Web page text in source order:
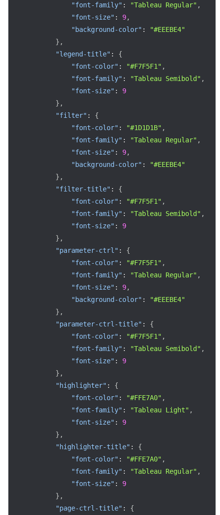
"font-family" : "Tableau Regular" ,
"font-size" : 9,
"background-color" :
"#EEEBE4"
} ,
"legend-title" :
{
"font-color" : "#F7F5F1" ,
"font-family" : "Tableau Semibold" ,
"font-size" :
9
} ,
"filter" :
{
"font-color" : "#1D1D1B" ,
"font-family" : "Tableau Regular" ,
"font-size" : 9,
"background-color" :
"#EEEBE4"
} ,
"filter-title" :
{
"font-color" : "#F7F5F1" ,
"font-family" : "Tableau Semibold" ,
"font-size" :
9
} ,
"parameter-ctrl" :
{
"font-color" : "#F7F5F1" ,
"font-family" : "Tableau Regular" ,
"font-size" : 9,
"background-color" :
"#EEEBE4"
} ,
"parameter-ctrl-title" :
{
"font-color" : "#F7F5F1" ,
"font-family" : "Tableau Semibold" ,
"font-size" :
9
} ,
"highlighter" :
{
"font-color" : "#FFE7A0" ,
"font-family" : "Tableau Light" ,
"font-size" :
9
} ,
"highlighter-title" :
{
"font-color" : "#FFE7A0" ,
"font-family" : "Tableau Regular" ,
"font-size" :
9
} ,
"page-ctrl-title" :
{